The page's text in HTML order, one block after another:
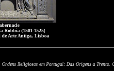
Robbia (1501-1525)
de Arte Antiga, Lisboa
Ordens Religiosas em Portugal: Das Origens a Trento.